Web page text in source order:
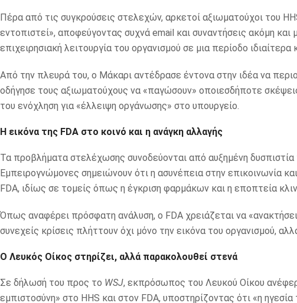
Πέρα από τις συγκρούσεις στελεχών, αρκετοί αξιωματούχοι του
εντοπιστεί», αποφεύγοντας συχνά email και συναντήσεις ακόμη και
επιχειρησιακή λειτουργία του οργανισμού σε μια περίοδο ιδιαίτερα
Από την πλευρά του, ο Μάκαρι αντέδρασε έντονα στην ιδέα να
οδήγησε τους αξιωματούχους να «παγώσουν» οποιεσδήποτε
του ενόχληση για «έλλειψη οργάνωσης» στο υπουργείο.
Η εικόνα της FDA στο κοινό και η ανάγκη αλλαγής
Τα προβλήματα στελέχωσης συνοδεύονται από αυξημένη δυσπιστία
Εμπειρογνώμονες σημειώνουν ότι η ασυνέπεια στην επικοινωνία
FDA, ιδίως σε τομείς όπως η έγκριση φαρμάκων και η εποπτεία
Όπως αναφέρει πρόσφατη ανάλυση, ο FDA χρειάζεται να
συνεχείς κρίσεις πλήττουν όχι μόνο την εικόνα του οργανισμού,
Ο Λευκός Οίκος στηρίζει, αλλά παρακολουθεί στενά
Σε δήλωσή του προς το WSJ, εκπρόσωπος του Λευκού Οίκου
εμπιστοσύνη» στο HHS και στον FDA, υποστηρίζοντας ότι «η